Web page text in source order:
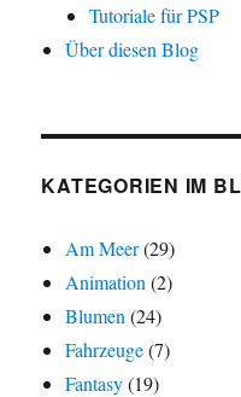
Tutoriale für PSP
Über diesen Blog
KATEGORIEN IM
Am Meer(29)
Animation (2)
Blumen (24)
Fahrzeuge(7)
Fantasy(19)